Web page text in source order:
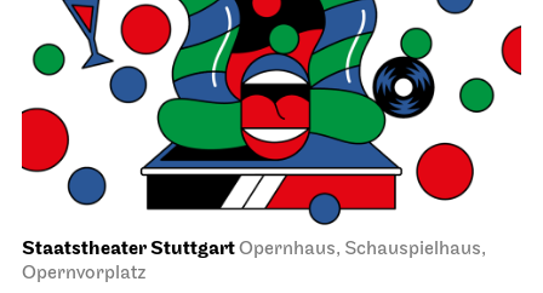
Staatstheater StuttgartOpernhaus, Schauspielhaus,
Opernvorplatz